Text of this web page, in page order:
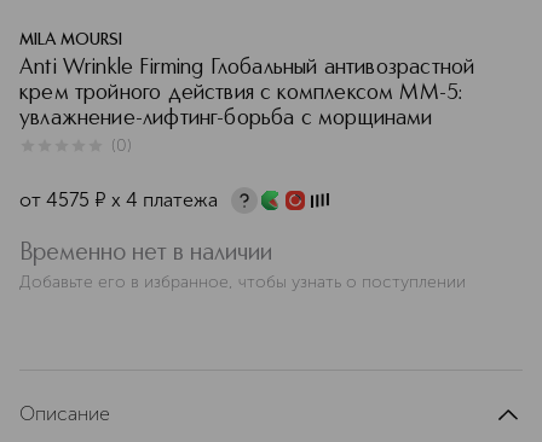
MILA MOURSI
Anti Wrinkle Firming Глобальный антивозрастной
крем тройного действия с комплексом ММ-5:
увлажнение-лифтинг-борьба с морщинами
(0)
от 4575 ¤ х 4 платежа
Временно нет в наличии
Добавьте его в избранное, чтобы узнать о поступлении
Описание